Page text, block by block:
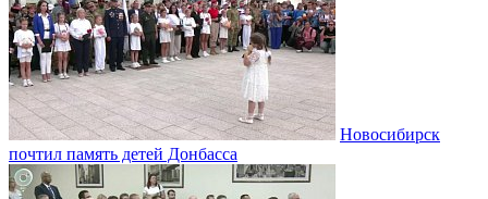
Новосибирск
почтил память детей Донбасса